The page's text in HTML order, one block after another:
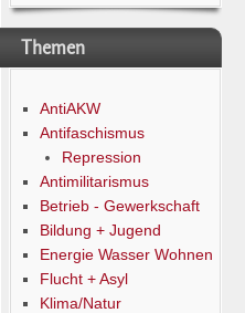
Themen
AntiAKW
Antifaschismus
Repression
Antimilitarismus
Betrieb - Gewerkschaft
Bildung + Jugend
Energie Wasser Wohnen
Flucht + Asyl
Klima/Natur